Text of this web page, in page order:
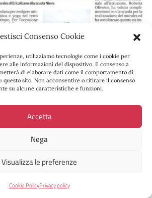
Consenso Cookie
utilizziamo tecnologie come i cookie per
alle informazioni del dispositivo. Il consenso a
di elaborare dati come il comportamento di
questo sito. Non acconsentire o ritirare il consenso
su alcune caratteristiche e funzioni.
Accetta
Nega
Visualizza le preferenze
Cookie PolicyPrivacy policy
Alpi del 17 maggio 2023